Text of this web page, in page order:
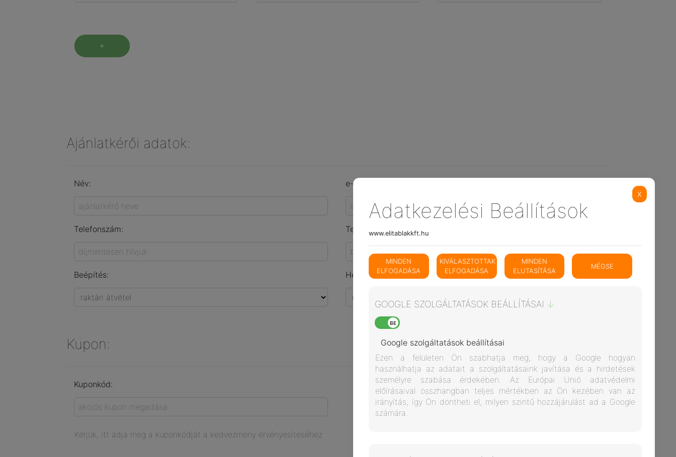
+
Ajánlatkérői adatok:
Név: e-mail cím:
Telefonszám: Település:
Beépítés: Helyszíni felmérés:
Kupon:
Kuponkód:
Kérjük, itt adja meg a kuponkódját a kedvezmény érvényesítéséhez
X
Adatkezelési Beállítások
www.elitablakkft.hu
MINDEN
ELFOGADÁSA
KIVÁLASZTOTTAK
ELFOGADÁSA
MINDEN
ELUTASÍTÁSA
MÉGSE
GOOGLE SZOLGÁLTATÁSOK BEÁLLÍTÁSAI
Google szolgáltatások beállításai
Ezen a felületen Ön szabhatja meg, hogy a Google hogyan
használhatja az adatait a szolgáltatásaink javítása és a hirdetések
személyre szabása érdekében. Az Európai Unió adatvédelmi
előírásaival összhangban teljes mértékben az Ön kezében van az
irányítás, így Ön döntheti el, milyen szintű hozzájárulást ad a Google
számára.